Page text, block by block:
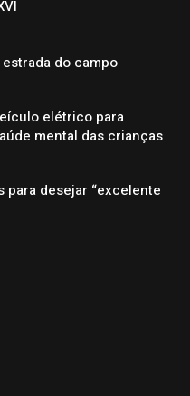
do campo
elétrico para
mental das crianças
para desejar “excelente